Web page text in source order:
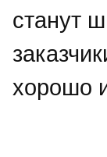
станут
хорошо